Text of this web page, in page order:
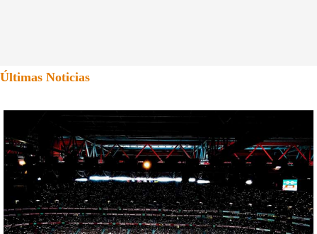
Últimas Noticias